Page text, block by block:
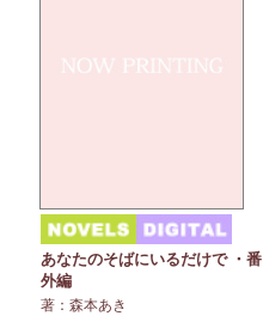
あなたのそばにいるだけで ・番
外編
著：森本あき